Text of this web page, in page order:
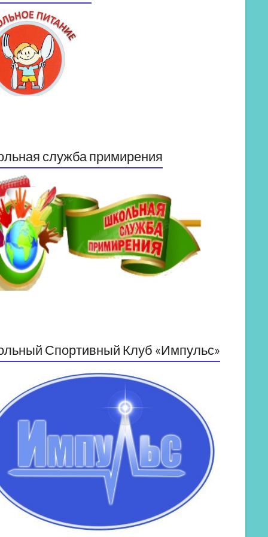
служба примирения
Спортивный Клуб «Импульс»